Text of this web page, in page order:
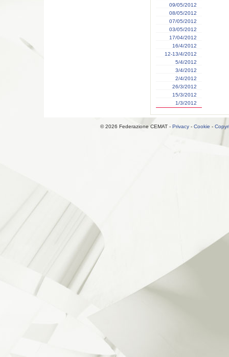
09/05/2012
08/05/2012
07/05/2012
03/05/2012
17/04/2012
16/4/2012
12-13/4/2012
5/4/2012
3/4/2012
2/4/2012
26/3/2012
15/3/2012
1/3/2012
© 2026 Federazione CEMAT - Privacy- Cookie -